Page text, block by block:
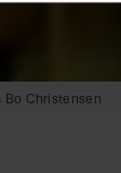
Bo Christensen